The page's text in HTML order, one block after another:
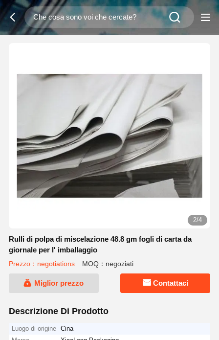
2/4
Rulli di polpa di miscelazione 48.8 gm fogli di carta da
giornale per l' imballaggio
Prezzo：negotiations MOQ：negoziati
Miglior prezzo Contattaci
Descrizione Di Prodotto
Luogo di origine
Cina